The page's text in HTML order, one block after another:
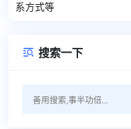
 搜索一下